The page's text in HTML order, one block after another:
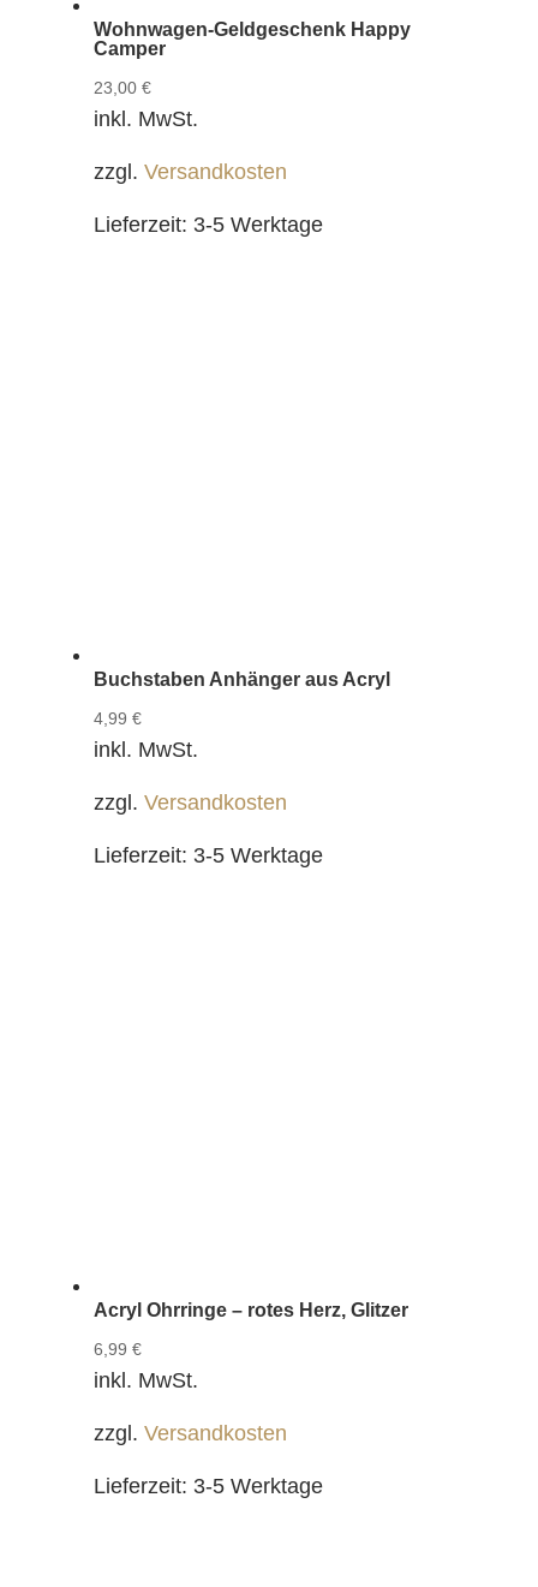
Wohnwagen-Geldgeschenk Happy
Camper
23,00 €
inkl. MwSt.
zzgl. Versandkosten
Lieferzeit: 3-5 Werktage
Buchstaben Anhänger aus Acryl
4,99 €
inkl. MwSt.
zzgl. Versandkosten
Lieferzeit: 3-5 Werktage
Acryl Ohrringe – rotes Herz, Glitzer
6,99 €
inkl. MwSt.
zzgl. Versandkosten
Lieferzeit: 3-5 Werktage